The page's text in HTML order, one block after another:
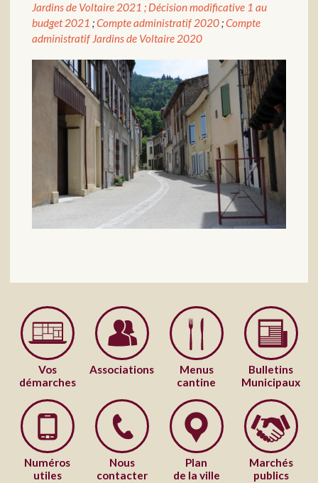
Jardins de Voltaire 2021 ; Décision modificative 1 au
budget 2021 ;Compte administratif 2020;Compte
administratif Jardins de Voltaire 2020
Vos
démarches
Associations
Menus
cantine
Bulletins
Municipaux
Numéros
utiles
Nous
contacter
Plan
de la ville
Marchés
publics